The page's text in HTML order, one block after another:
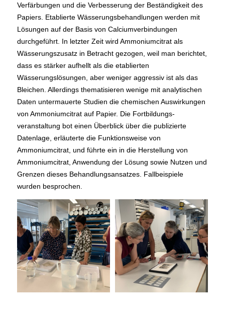
Verfärbungen und die Verbesserung der Beständigkeit des
Papiers. Etablierte Wässerungsbehandlungen werden mit
Lösungen auf der Basis von Calciumverbindungen
durchgeführt. In letzter Zeit wird Ammoniumcitrat als
Wässerungszusatz in Betracht gezogen, weil man berichtet,
dass es stärker aufhellt als die etablierten
Wässerungslösungen, aber weniger aggressiv ist als das
Bleichen. Allerdings thematisieren wenige mit analytischen
Daten untermauerte Studien die chemischen Auswirkungen
von Ammoniumcitrat auf Papier. Die Fortbildungs-
veranstaltung bot einen Überblick über die publizierte
Datenlage, erläuterte die Funktionsweise von
Ammoniumcitrat, und führte ein in die Herstellung von
Ammoniumcitrat, Anwendung der Lösung sowie Nutzen und
Grenzen dieses Behandlungsansatzes. Fallbeispiele
wurden besprochen.